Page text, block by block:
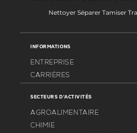
Nettoyer Séparer Tamiser
INFORMATIONS
ENTREPRISE
CARRIÈRES
SECTEURS D'ACTIVITÉS
AGROALIMENTAIRE
CHIMIE